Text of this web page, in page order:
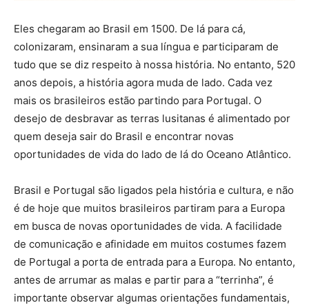
Eles chegaram ao Brasil em 1500. De lá para cá,
colonizaram, ensinaram a sua língua e participaram de
tudo que se diz respeito à nossa história. No entanto, 520
anos depois, a história agora muda de lado. Cada vez
mais os brasileiros estão partindo para Portugal. O
desejo de desbravar as terras lusitanas é alimentado por
quem deseja sair do Brasil e encontrar novas
oportunidades de vida do lado de lá do Oceano Atlântico.
Brasil e Portugal são ligados pela história e cultura, e não
é de hoje que muitos brasileiros partiram para a Europa
em busca de novas oportunidades de vida. A facilidade
de comunicação e afinidade em muitos costumes fazem
de Portugal a porta de entrada para a Europa. No entanto,
antes de arrumar as malas e partir para a “terrinha”, é
importante observar algumas orientações fundamentais,